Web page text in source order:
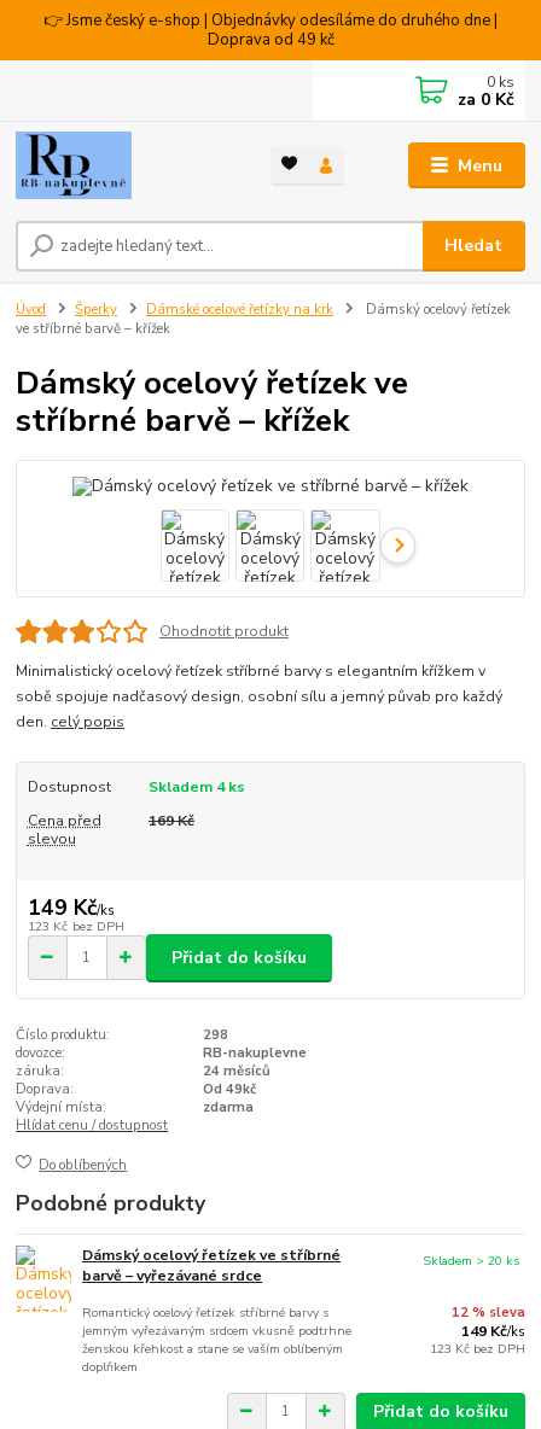
👉 Jsme český e-shop | Objednávky odesíláme do druhého dne |
Doprava od 49 kč
Menu
Hledat
0 ks
za 0 Kč
Úvod Šperky Dámské ocelové řetízky na krk
Dámský ocelový řetízek
ve stříbrné barvě – křížek
Dámský ocelový řetízek ve
stříbrné barvě – křížek
Ohodnotit produkt
Minimalistický ocelový řetízek stříbrné barvy s elegantním křížkem v
sobě spojuje nadčasový design, osobní sílu a jemný půvab pro každý
den. celý popis
Dostupnost
Skladem 4 ks
Cena před
slevou
169 Kč
149 Kč/ks
123 Kč bez DPH
Přidat do košíku
Číslo produktu:
298
dovozce:
RB-nakuplevne
záruka:
24 měsíců
Doprava:
Od 49kč
Výdejní místa:
zdarma
Hlídat cenu / dostupnost
Do oblíbených
Podobné produkty
Dámský ocelový řetízek ve stříbrné
barvě – vyřezávané srdce
Romantický ocelový řetízek stříbrné barvy s
jemným vyřezávaným srdcem vkusně podtrhne
ženskou křehkost a stane se vaším oblíbeným
doplňkem
12 % sleva
149 Kč/ks
123 Kč bez DPH
Skladem > 20 ks
Přidat do košíku